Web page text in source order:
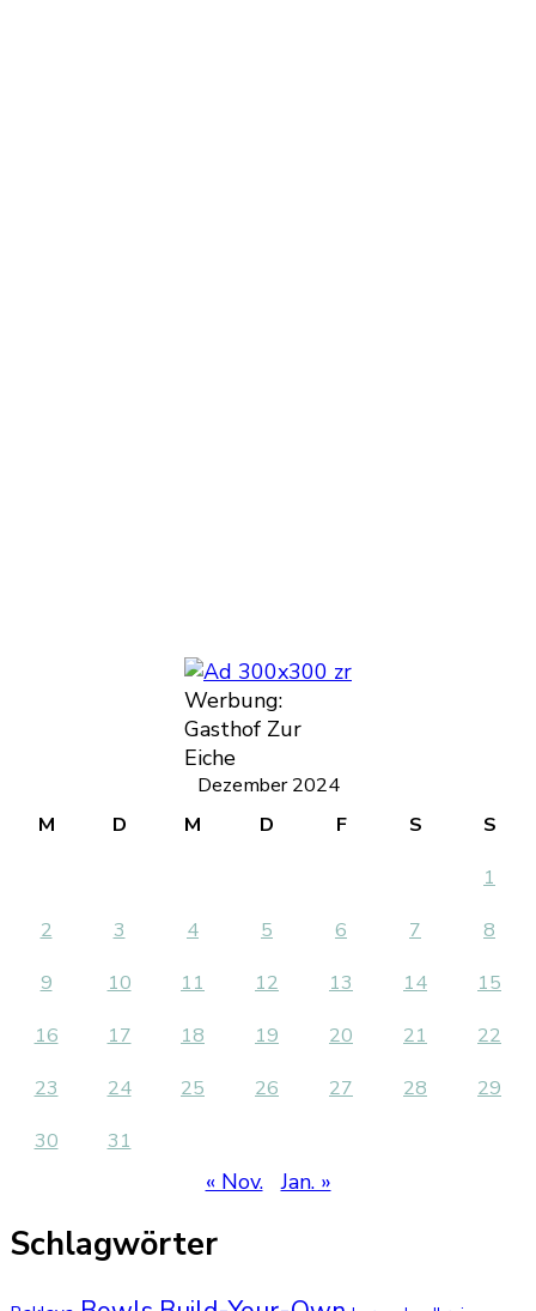
Werbung:
Gasthof Zur
Eiche
Dezember 2024
M
D M D F S
S
1
2
3 4 5 6 7
8
9
10 11 12 13 14
15
16
17 18 19 20 21
22
23
24 25 26 27 28
29
30
31
« Nov. Jan. »
Schlagwörter